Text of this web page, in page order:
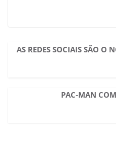
AS REDES SOCIAIS SÃO O
PAC-MAN